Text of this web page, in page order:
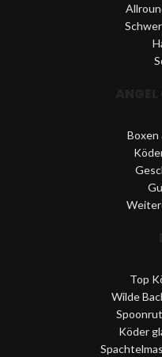
Boxen
Top
Wilde
Köder